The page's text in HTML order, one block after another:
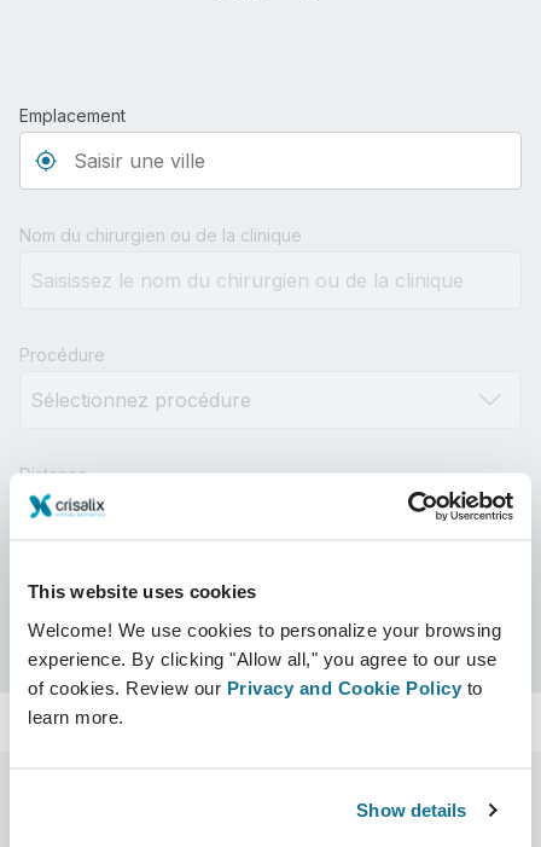
This website uses cookies
Welcome! We use cookies to personalize your browsing
experience. By clicking "Allow all," you agree to our use
of cookies. Review our Privacy and Cookie Policy to
learn more.
Show details
Emplacement
Nom du chirurgien ou de la clinique
Procédure
Distance
10km
Certificats
Certifié Crisalix Chercher